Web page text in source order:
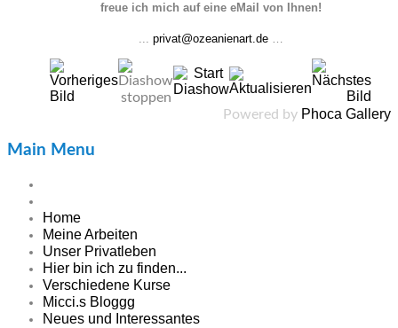
freue ich mich auf eine eMail von Ihnen!
... privat@ozeanienart.de…
Powered by Phoca Gallery
Main Menu
Home
Meine Arbeiten
Unser Privatleben
Hier bin ich zu finden...
Verschiedene Kurse
Micci.s Bloggg
Neues und Interessantes